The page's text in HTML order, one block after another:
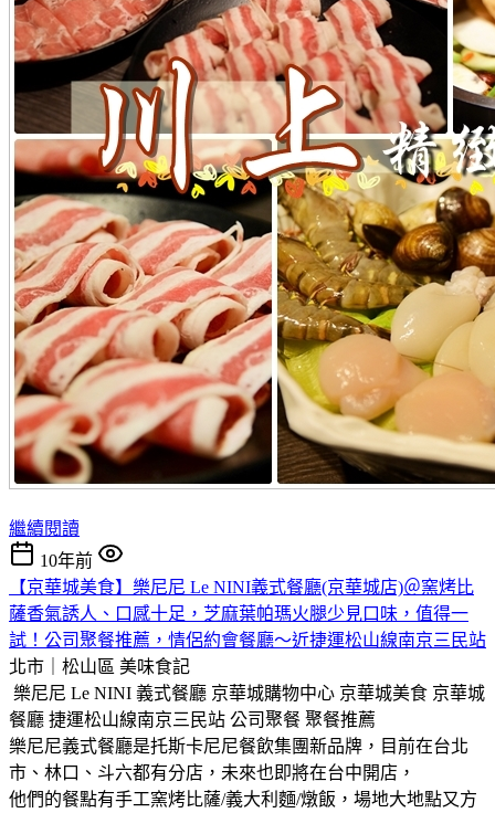
繼續閱讀
10年前
【京華城美食】樂尼尼 Le NINI義式餐廳(京華城店)＠窯烤比
薩香氣誘人、口感十足，芝麻葉帕瑪火腿少見口味，值得一
試！公司聚餐推薦，情侶約會餐廳～近捷運松山線南京三民站
北市｜松山區 美味食記
樂尼尼 Le NINI 義式餐廳 京華城購物中心 京華城美食 京華城
餐廳 捷運松山線南京三民站 公司聚餐 聚餐推薦
樂尼尼義式餐廳是托斯卡尼尼餐飲集團新品牌，目前在台北
市、林口、斗六都有分店，未來也即將在台中開店，
他們的餐點有手工窯烤比薩/義大利麵/燉飯，場地大地點又方